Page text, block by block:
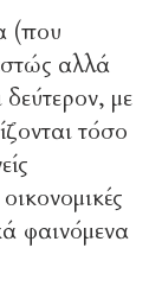
(που
αλλά
με
τόσο
φαινόμενα